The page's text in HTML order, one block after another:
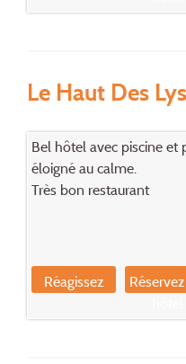
Le Haut Des
Bel hôtel avec piscine et
éloigné au calme.
Très bon restaurant
Réagissez